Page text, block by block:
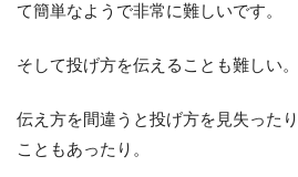
て簡単なようで非常に難しいです。
そして投げ方を伝えることも難しい。
伝え方を間違うと投げ方を見失った
こともあったり。